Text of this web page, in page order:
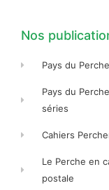
Nos
Pays du Perche
Pays du
séries
Cahiers
Le Perche en
postale